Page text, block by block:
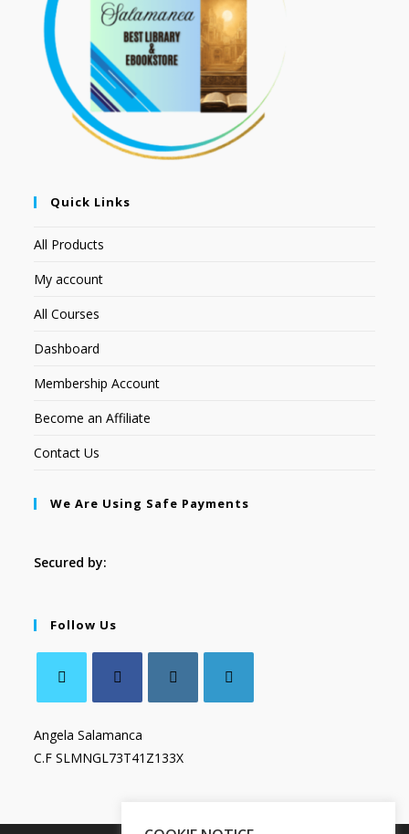
Quick Links
All Products
My account
All Courses
Dashboard
Membership Account
Become an Affiliate
Contact Us
We Are Using Safe Payments
Secured by:
Follow Us
Angela Salamanca
C.F SLMNGL73T41Z133X